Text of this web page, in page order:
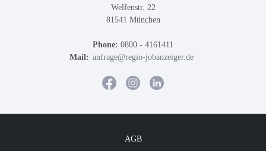
Welfenstr. 22
81541 München
Phone: 0800 - 4161411
Mail: anfrage@regio-jobanzeiger.de
AGB